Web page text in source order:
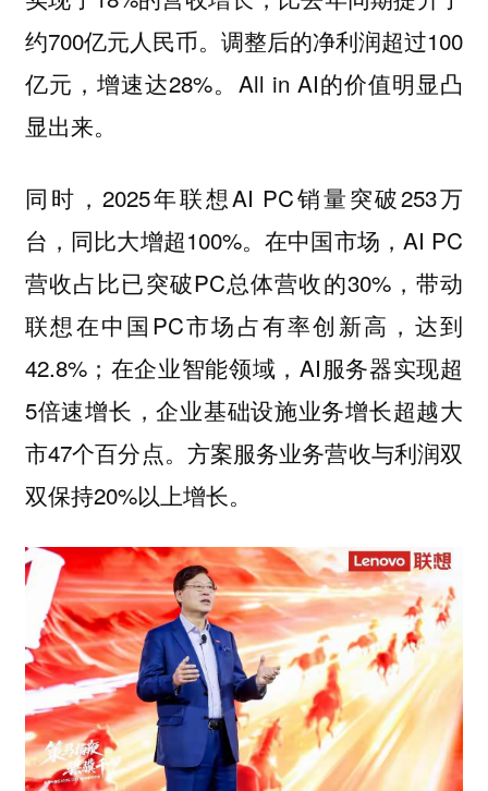
约700亿元人民币。调整后的净利润超过100
亿元，增速达28%。All in AI的价值明显凸
显出来。
同时，2025年联想AI PC销量突破253万
台，同比大增超100%。在中国市场，AI PC
营收占比已突破PC总体营收的30%，带动
联想在中国PC市场占有率创新高，达到
42.8%；在企业智能领域，AI服务器实现超
5倍速增长，企业基础设施业务增长超越大
市47个百分点。方案服务业务营收与利润双
双保持20%以上增长。